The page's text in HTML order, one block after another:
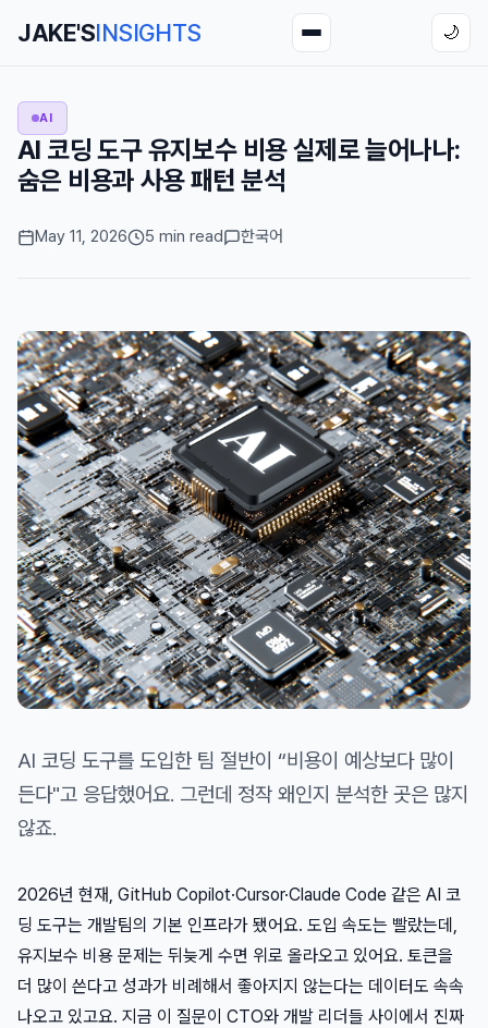
JAKE'SINSIGHTS 🌙
AI
AI 코딩 도구 유지보수 비용 실제로 늘어나나:
숨은 비용과 사용 패턴 분석
May 11, 2026 5 min read 한국어
AI 코딩 도구를 도입한 팀 절반이 “비용이 예상보다 많이
든다"고 응답했어요. 그런데 정작 왜인지 분석한 곳은 많지
않죠.
2026년 현재, GitHub Copilot·Cursor·Claude Code 같은 AI 코
딩 도구는 개발팀의 기본 인프라가 됐어요. 도입 속도는 빨랐는데,
유지보수 비용 문제는 뒤늦게 수면 위로 올라오고 있어요. 토큰을
더 많이 쓴다고 성과가 비례해서 좋아지지 않는다는 데이터도 속속
나오고 있고요. 지금 이 질문이 CTO와 개발 리더들 사이에서 진짜